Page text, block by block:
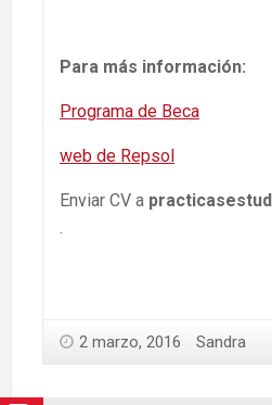
Para más información:
Programa de Beca
web de Repsol
Enviar CV a
.
2 marzo, 2016 Sandra